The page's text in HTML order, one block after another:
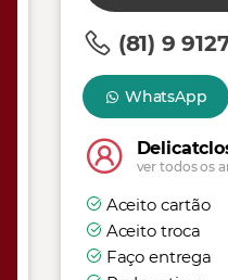
(81) 9
WhatsApp
ver todos os
Aceito cartão
Aceito troca
Faço entrega